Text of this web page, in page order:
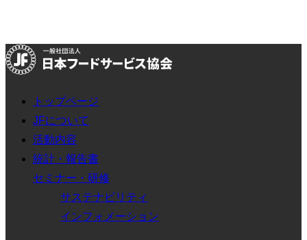
トップページ
JFについて
活動内容
統計・報告書
セミナー・研修
サステナビリティ
インフォメーション